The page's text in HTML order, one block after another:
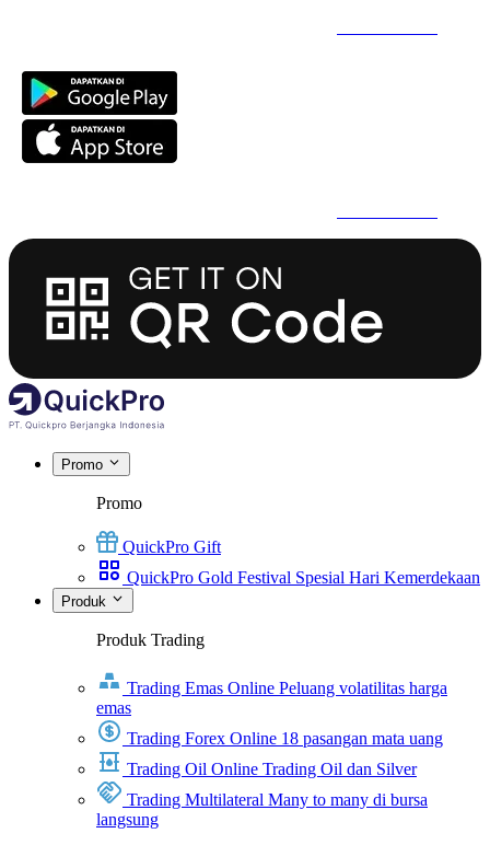
Promo
Promo
QuickPro Gift
QuickPro Gold Festival Spesial Hari Kemerdekaan
Produk
Produk Trading
Trading Emas Online Peluang volatilitas harga
emas
Trading Forex Online 18 pasangan mata uang
Trading Oil Online Trading Oil dan Silver
Trading Multilateral Many to many di bursa
langsung